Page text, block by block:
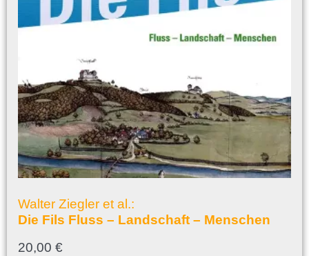
Walter Ziegler et al.:
Die Fils Fluss – Landschaft – Menschen
20,00 €